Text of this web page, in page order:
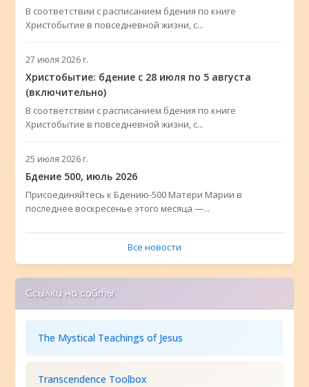
В соответствии с расписанием бдения по книге
Христобытие в повседневной жизни, с...
27 июля 2026 г.
Христобытие: бдение с 28 июля по 5 августа
(включительно)
В соответствии с расписанием бдения по книге
Христобытие в повседневной жизни, с...
25 июля 2026 г.
Бдение 500, июль 2026
Присоединяйтесь к Бдению-500 Матери Марии в
последнее воскресенье этого месяца —...
Все новости
Ссылки на сайты
The Mystical Teachings of Jesus
Transcendence Toolbox